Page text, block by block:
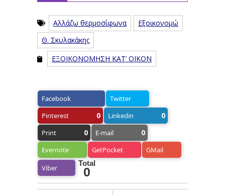
Αλλάζω θερμοσίφωνα
Εξοικονομώ
Θ. Σκυλακάκης
ΕΞΟΙΚΟΝΟΜΗΣΗ ΚΑΤ’ ΟΙΚΟΝ
Facebook
Twitter
Pinterest
0 Linkedin 0
Print 0 E-mail 0
Evernote GetPocket GMail
Viber
Total
0